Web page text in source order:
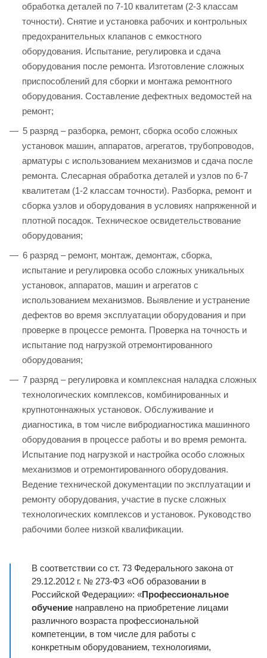
обработка деталей по 7-10 квалитетам (2-3 классам
точности). Снятие и установка рабочих и контрольных
предохранительных клапанов с емкостного
оборудования. Испытание, регулировка и сдача
оборудования после ремонта. Изготовление сложных
приспособлений для сборки и монтажа ремонтного
оборудования. Составление дефектных ведомостей на
ремонт;
5 разряд – разборка, ремонт, сборка особо сложных
установок машин, аппаратов, агрегатов, трубопроводов,
арматуры с использованием механизмов и сдача после
ремонта. Слесарная обработка деталей и узлов по 6-7
квалитетам (1-2 классам точности). Разборка, ремонт и
сборка узлов и оборудования в условиях напряженной и
плотной посадок. Техническое освидетельствование
оборудования;
6 разряд – ремонт, монтаж, демонтаж, сборка,
испытание и регулировка особо сложных уникальных
установок, аппаратов, машин и агрегатов с
использованием механизмов. Выявление и устранение
дефектов во время эксплуатации оборудования и при
проверке в процессе ремонта. Проверка на точность и
испытание под нагрузкой отремонтированного
оборудования;
7 разряд – регулировка и комплексная наладка сложных
технологических комплексов, комбинированных и
крупнотоннажных установок. Обслуживание и
диагностика, в том числе вибродиагностика машинного
оборудования в процессе работы и во время ремонта.
Испытание под нагрузкой и настройка особо сложных
механизмов и отремонтированного оборудования.
Ведение технической документации по эксплуатации и
ремонту оборудования, участие в пуске сложных
технологических комплексов и установок. Руководство
рабочими более низкой квалификации.
В соответствии со ст. 73 Федерального закона от
29.12.2012 г. № 273-ФЗ «Об образовании в
Российской Федерации»: «Профессиональное
обучение направлено на приобретение лицами
различного возраста профессиональной
компетенции, в том числе для работы с
конкретным оборудованием, технологиями,